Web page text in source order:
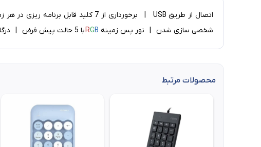
شخصی سازی شدن | نور پس زمینه
RGB با 5 حالت پیش فرض | درگاه USB برای اتصال موس و صفحه کلید | پشتیبانی از ویندوز و مک
محصولات مرتبط